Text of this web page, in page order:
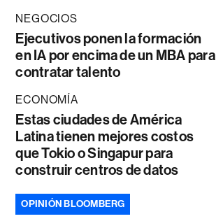
NEGOCIOS
Ejecutivos ponen la formación
en IA por encima de un MBA para
contratar talento
ECONOMÍA
Estas ciudades de América
Latina tienen mejores costos
que Tokio o Singapur para
construir centros de datos
OPINIÓN BLOOMBERG